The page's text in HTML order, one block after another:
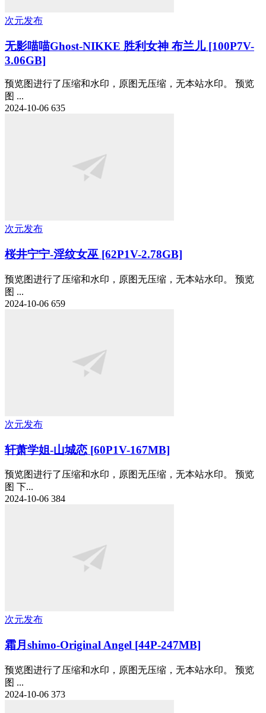
次元发布
无影喵喵Ghost-NIKKE 胜利女神 布兰儿 [100P7V-
3.06GB]
预览图进行了压缩和水印，原图无压缩，无本站水印。 预览
图 ...
2024-10-06 635
次元发布
桜井宁宁-淫纹女巫 [62P1V-2.78GB]
预览图进行了压缩和水印，原图无压缩，无本站水印。 预览
图 ...
2024-10-06 659
次元发布
轩萧学姐-山城恋 [60P1V-167MB]
预览图进行了压缩和水印，原图无压缩，无本站水印。 预览
图 下...
2024-10-06 384
次元发布
霜月shimo-Original Angel [44P-247MB]
预览图进行了压缩和水印，原图无压缩，无本站水印。 预览
图 ...
2024-10-06 373